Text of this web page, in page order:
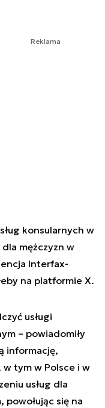
Reklama
konsularnych w
mężczyzn w
Interfax-
na platformie X.
usługi
– powiadomiły
informację,
w tym w Polsce i w
usług dla
powołując się na